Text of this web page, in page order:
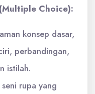
Choice):
konsep dasar,
perbandingan,
istilah.
rupa yang